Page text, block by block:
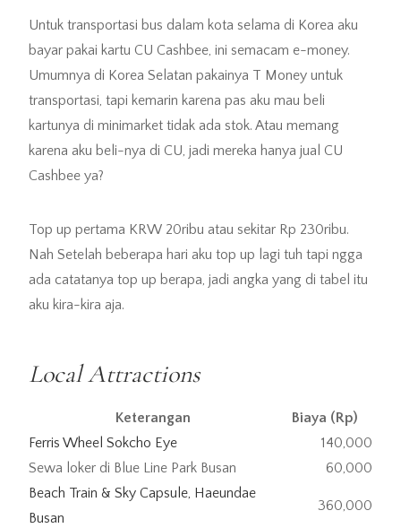
Untuk transportasi bus dalam kota selama di Korea aku
bayar pakai kartu CU Cashbee, ini semacam e-money.
Umumnya di Korea Selatan pakainya T Money untuk
transportasi, tapi kemarin karena pas aku mau beli
kartunya di minimarket tidak ada stok. Atau memang
karena aku beli-nya di CU, jadi mereka hanya jual CU
Cashbee ya?
Top up pertama KRW 20ribu atau sekitar Rp 230ribu.
Nah Setelah beberapa hari aku top up lagi tuh tapi ngga
ada catatanya top up berapa, jadi angka yang di tabel itu
aku kira-kira aja.
Local Attractions
Keterangan
Biaya (Rp)
Ferris Wheel Sokcho Eye
140,000
Sewa loker di Blue Line Park Busan
60,000
Beach Train & Sky Capsule, Haeundae
Busan
360,000